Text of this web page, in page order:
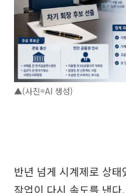
▲(사진=AI 생성)
반년 넘게 시계제로 상
작업이 다시 속도를 낸